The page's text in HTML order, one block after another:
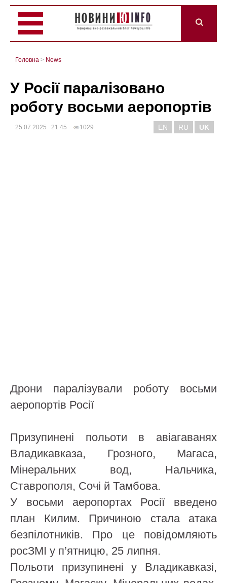
Головна > News
У Росії паралізовано
роботу восьми аеропортів
25.07.2025 21:45 1029 EN RU UK
Дрони паралізували роботу восьми
аеропортів Росії
Призупинені польоти в авіагаванях
Владикавказа, Грозного, Магаса,
Мінеральних вод, Нальчика,
Ставрополя, Сочі й Тамбова.
У восьми аеропортах Росії введено
план Килим. Причиною стала атака
безпілотників. Про це повідомляють
росЗМІ у п’ятницю, 25 липня.
Польоти призупинені у Владикавказі,